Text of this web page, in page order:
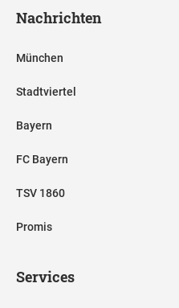
Nachrichten
München
Stadtviertel
Bayern
FC Bayern
TSV 1860
Promis
Services